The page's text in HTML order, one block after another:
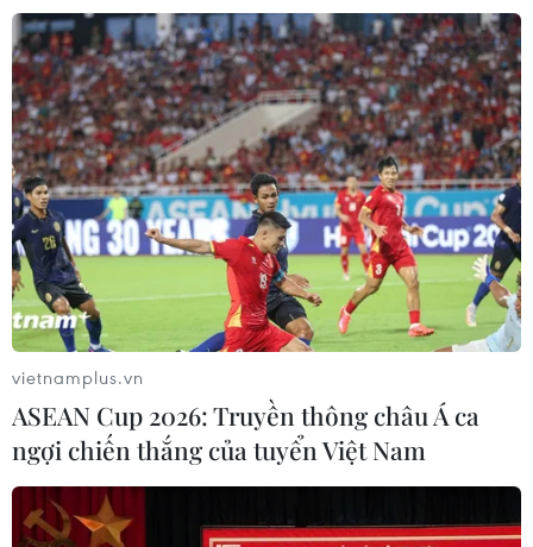
vietnamplus.vn
ASEAN Cup 2026: Truyền thông châu Á ca
ngợi chiến thắng của tuyển Việt Nam